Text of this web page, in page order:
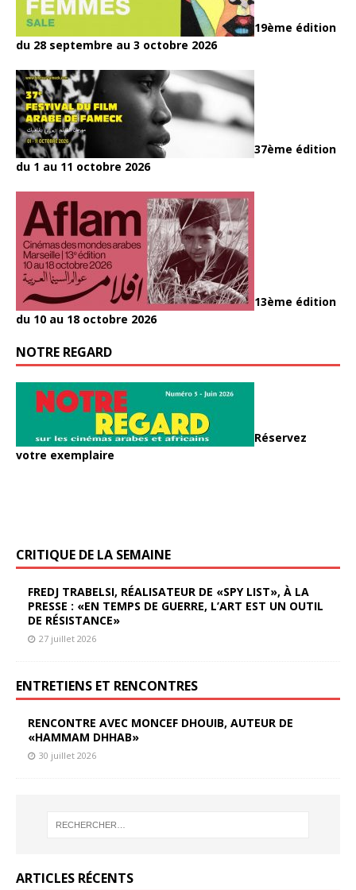
19ème édition
du 28 septembre au 3 octobre 2026
37ème édition
du 1 au 11 octobre 2026
13ème édition
du 10 au 18 octobre 2026
NOTRE REGARD
Réservez
votre exemplaire
CRITIQUE DE LA SEMAINE
FREDJ TRABELSI, RÉALISATEUR DE «SPY LIST», À LA
PRESSE : «EN TEMPS DE GUERRE, L’ART EST UN OUTIL
DE RÉSISTANCE»
27 juillet 2026
ENTRETIENS ET RENCONTRES
RENCONTRE AVEC MONCEF DHOUIB, AUTEUR DE
«HAMMAM DHHAB»
30 juillet 2026
ARTICLES RÉCENTS